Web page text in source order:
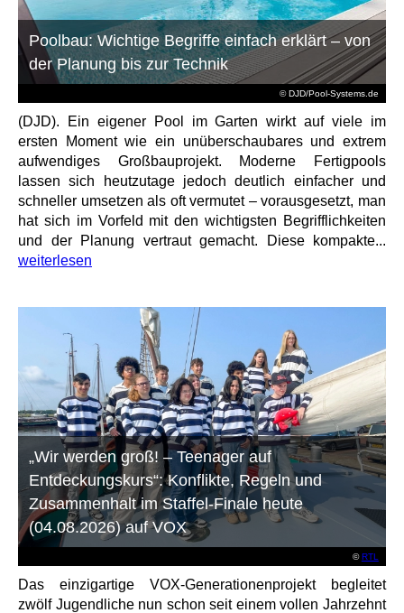
© DJD/Pool-Systems.de
Poolbau: Wichtige Begriffe einfach erklärt – von
der Planung bis zur Technik
(DJD). Ein eigener Pool im Garten wirkt auf viele im
ersten Moment wie ein unüberschaubares und extrem
aufwendiges Großbauprojekt. Moderne Fertigpools
lassen sich heutzutage jedoch deutlich einfacher und
schneller umsetzen als oft vermutet – vorausgesetzt, man
hat sich im Vorfeld mit den wichtigsten Begrifflichkeiten
und der Planung vertraut gemacht. Diese kompakte...
weiterlesen
©RTL
„Wir werden groß! – Teenager auf
Entdeckungskurs“: Konflikte, Regeln und
Zusammenhalt im Staffel-Finale heute
(04.08.2026) auf VOX
Das einzigartige VOX-Generationenprojekt begleitet
zwölf Jugendliche nun schon seit einem vollen Jahrzehnt